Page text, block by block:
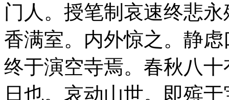
门人。授笔制哀速终悲
香满室。内外惊之。静
终于演空寺焉。春秋八
日也。哀动山世。即殡